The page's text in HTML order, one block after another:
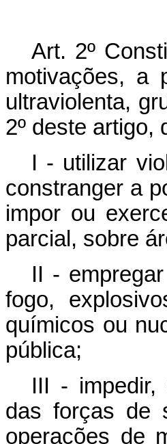
Art. 2º
motivações, a
ultraviolenta,
2º deste artigo,
I - utilizar
constranger a
impor ou
parcial, sobre
II -
fogo,
químicos ou
pública;
III - impedir,
das forças de
operações de